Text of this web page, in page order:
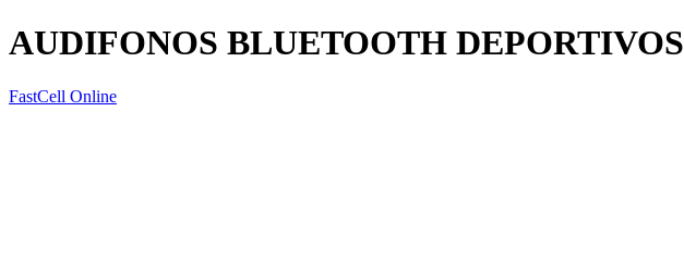
AUDIFONOS BLUETOOTH DEPORTIVOS
FastCell Online